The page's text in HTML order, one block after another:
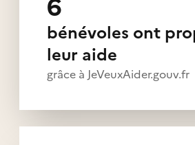
bénévoles ont
leur aide
grâce à JeVeuxAider.gouv.fr